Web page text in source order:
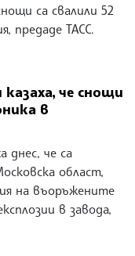
са свалили 52
предаде ТАСС.
че снощи
в
днес, че са
област,
на въоръжените
в завода,